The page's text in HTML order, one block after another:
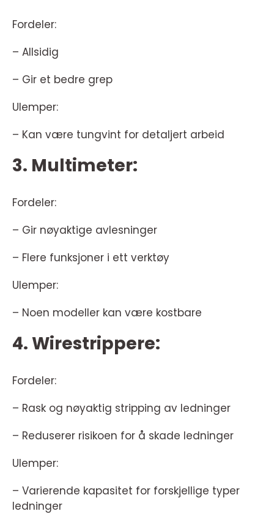
Fordeler:
– Allsidig
– Gir et bedre grep
Ulemper:
– Kan være tungvint for detaljert arbeid
3. Multimeter:
Fordeler:
– Gir nøyaktige avlesninger
– Flere funksjoner i ett verktøy
Ulemper:
– Noen modeller kan være kostbare
4. Wirestrippere:
Fordeler:
– Rask og nøyaktig stripping av ledninger
– Reduserer risikoen for å skade ledninger
Ulemper:
– Varierende kapasitet for forskjellige typer
ledninger